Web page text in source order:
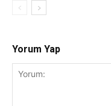
Yorum Yap